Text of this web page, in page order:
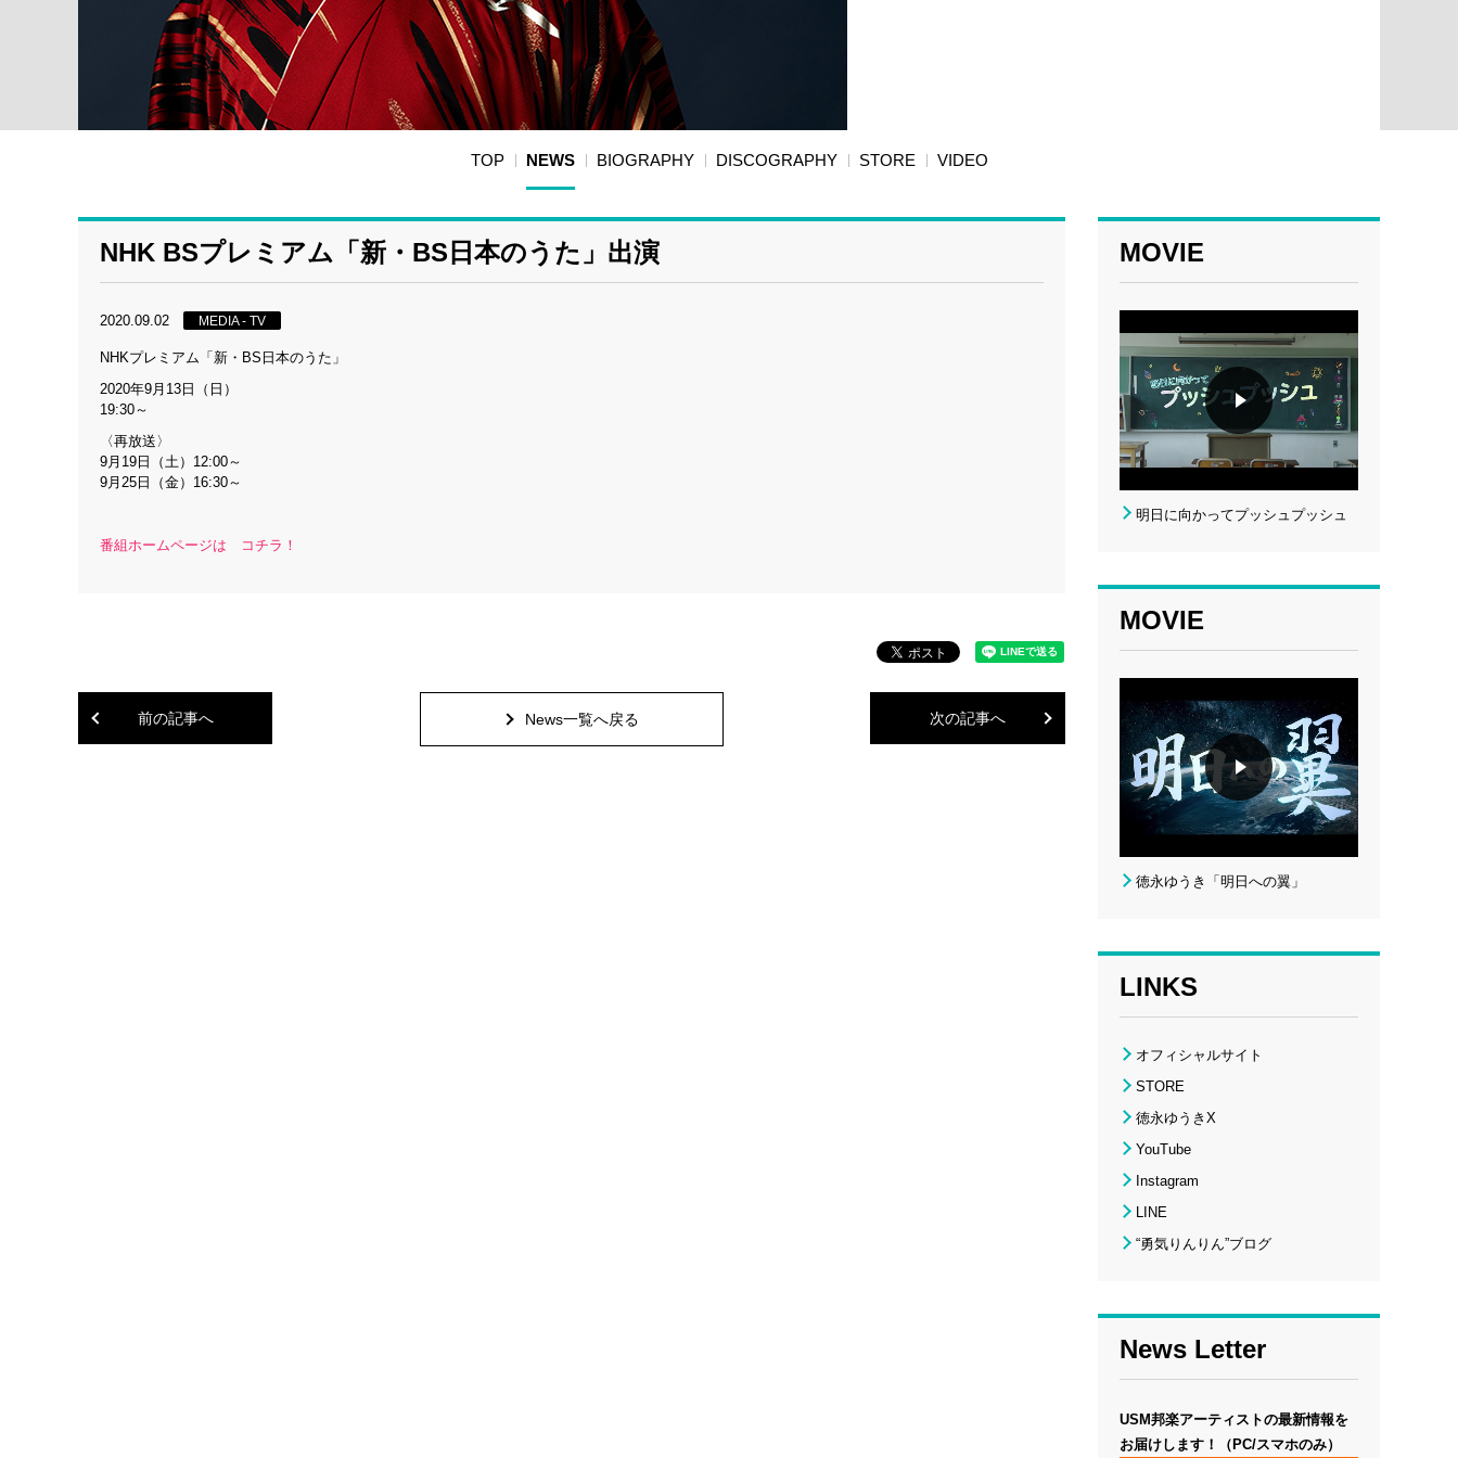
TOP NEWS BIOGRAPHY DISCOGRAPHY STORE VIDEO
NHK BSプレミアム「新・BS日本のうた」出演
2020.09.02 MEDIA - TV
NHKプレミアム「新・BS日本のうた」
2020年9月13日（日）
19:30～
〈再放送〉
9月19日（土）12:00～
9月25日（金）16:30～
番組ホームページは コチラ！
前の記事へ 次の記事へ
News一覧へ戻る
MOVIE
明日に向かってプッシュプッシュ
MOVIE
徳永ゆうき「明日への翼」
LINKS
オフィシャルサイト
STORE
徳永ゆうきX
YouTube
Instagram
LINE
“勇気りんりん”ブログ
News Letter
USM邦楽アーティストの最新情報を
お届けします！（PC/スマホのみ）